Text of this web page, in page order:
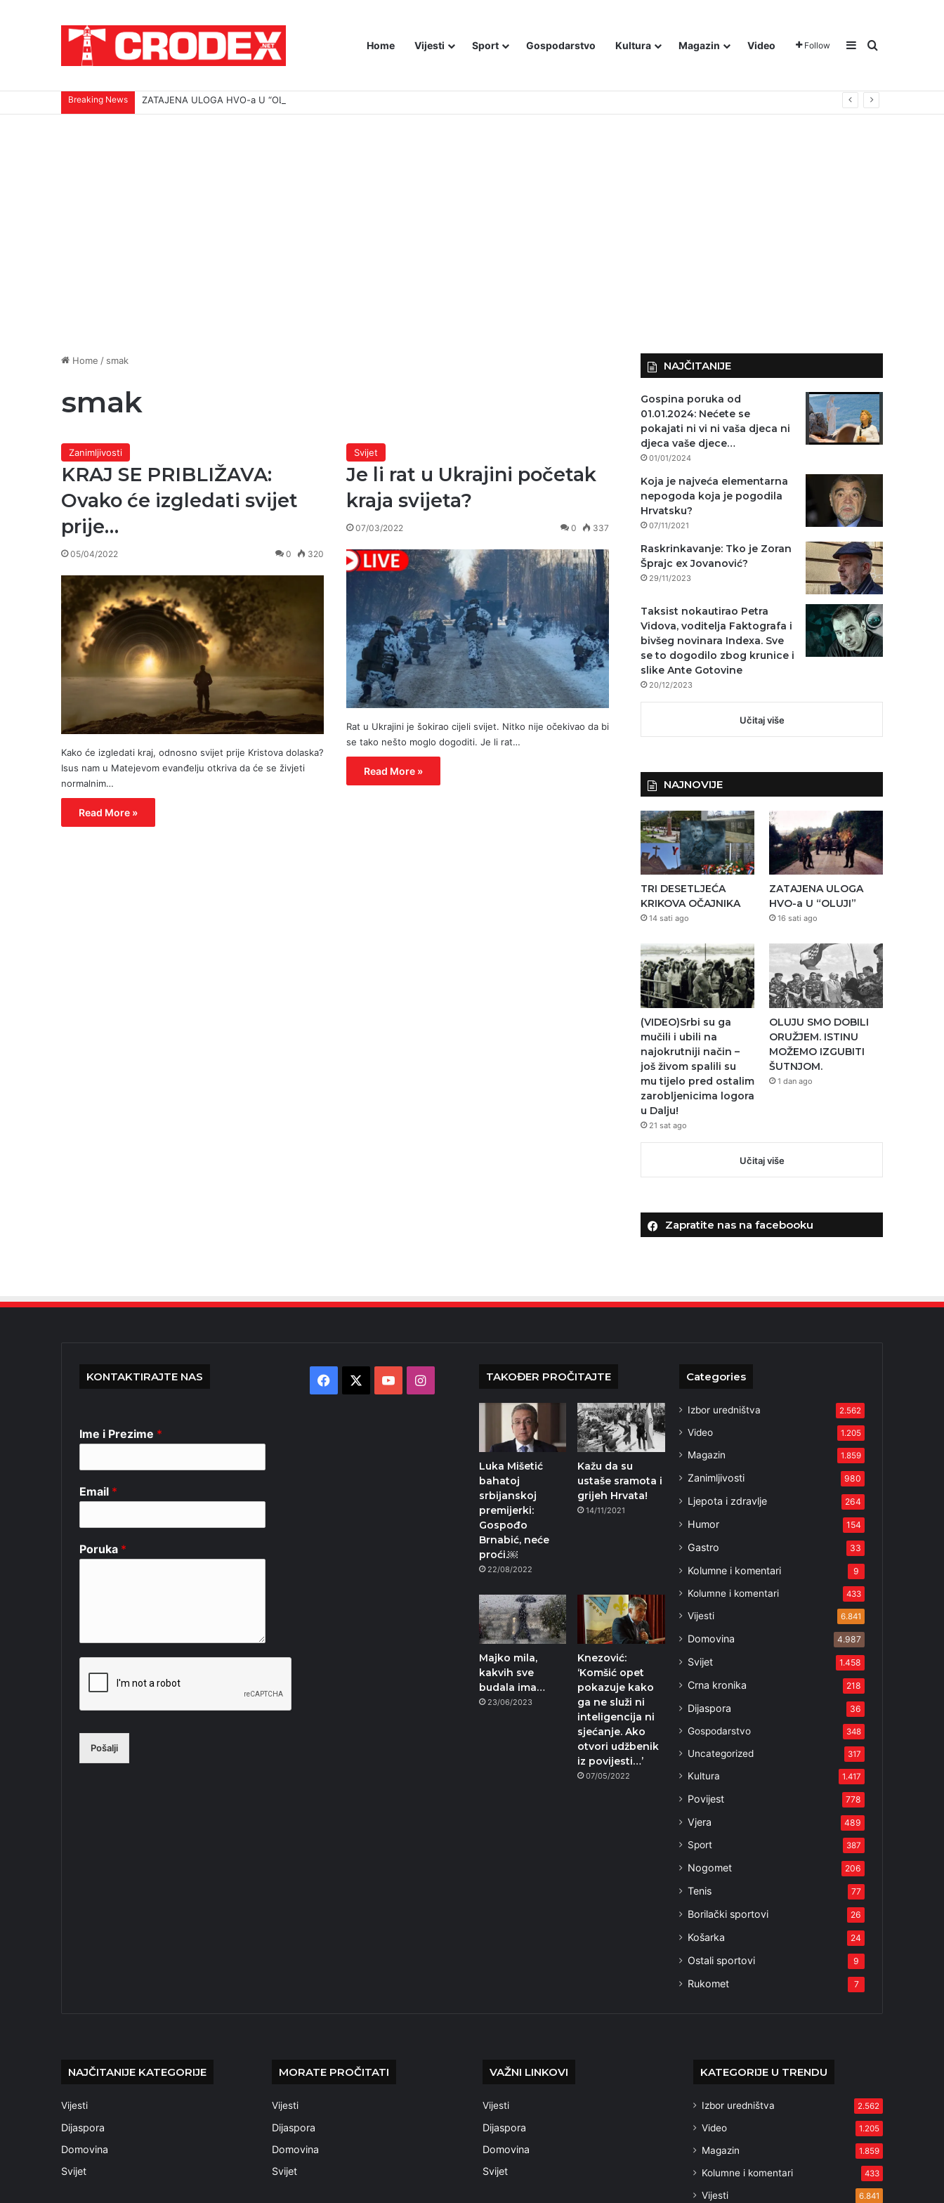
Home Vijesti Sport Gospodarstvo Kultura Magazin Video Follow Sidebar
Traži
Breaking News ZATAJENA ULOGA HVO-a U “OLUJI”
Home / smak
smak
Zanimljivosti
KRAJ SE PRIBLIŽAVA:
Ovako će izgledati svijet
prije…
05/04/2022 0 320
Kako će izgledati kraj, odnosno svijet prije Kristova dolaska?
Isus nam u Matejevom evanđelju otkriva da će se živjeti
normalnim…
Read More »
Svijet
Je li rat u Ukrajini početak
kraja svijeta?
07/03/2022 0 337
Rat u Ukrajini je šokirao cijeli svijet. Nitko nije očekivao da bi
se tako nešto moglo dogoditi. Je li rat…
Read More »
NAJČITANIJE
Gospina poruka od
01.01.2024: Nećete se
pokajati ni vi ni vaša djeca ni
djeca vaše djece…
01/01/2024
Koja je najveća elementarna
nepogoda koja je pogodila
Hrvatsku?
07/11/2021
Raskrinkavanje: Tko je Zoran
Šprajc ex Jovanović?
29/11/2023
Taksist nokautirao Petra
Vidova, voditelja Faktografa i
bivšeg novinara Indexa. Sve
se to dogodilo zbog krunice i
slike Ante Gotovine
20/12/2023
Učitaj više
NAJNOVIJE
TRI DESETLJEĆA
KRIKOVA OČAJNIKA
14 sati ago
ZATAJENA ULOGA
HVO-a U “OLUJI”
16 sati ago
(VIDEO)Srbi su ga
mučili i ubili na
najokrutniji način –
još živom spalili su
mu tijelo pred ostalim
zarobljenicima logora
u Dalju!
21 sat ago
OLUJU SMO DOBILI
ORUŽJEM. ISTINU
MOŽEMO IZGUBITI
ŠUTNJOM.
1 dan ago
Učitaj više
Zapratite nas na facebooku
KONTAKTIRAJTE NAS
Ime i Prezime *
Email *
Poruka *
Pošalji
Facebook YouTubeInstagram TAKOĐER PROČITAJTE
Luka Mišetić
bahatoj
srbijanskoj
premijerki:
Gospođo
Brnabić, neće
proći.￼
22/08/2022
Kažu da su
ustaše sramota i
grijeh Hrvata!
14/11/2021
Majko mila,
kakvih sve
budala ima…
23/06/2023
Knezović:
‘Komšić opet
pokazuje kako
ga ne služi ni
inteligencija ni
sjećanje. Ako
otvori udžbenik
iz povijesti…’
07/05/2022
Categories
Izbor uredništva 2.562
Video 1.205
Magazin 1.859
Zanimljivosti 980
Ljepota i zdravlje 264
Humor 154
Gastro 33
Kolumne i komentari 9
Kolumne i komentari 433
Vijesti 6.841
Domovina 4.987
Svijet 1.458
Crna kronika 218
Dijaspora 36
Gospodarstvo 348
Uncategorized 317
Kultura 1.417
Povijest 778
Vjera 489
Sport 387
Nogomet 206
Tenis 77
Borilački sportovi 26
Košarka 24
Ostali sportovi 9
Rukomet 7
NAJČITANIJE KATEGORIJE
Vijesti
Dijaspora
Domovina
Svijet
MORATE PROČITATI
Vijesti
Dijaspora
Domovina
Svijet
VAŽNI LINKOVI
Vijesti
Dijaspora
Domovina
Svijet
KATEGORIJE U TRENDU
Izbor uredništva 2.562
Video 1.205
Magazin 1.859
Kolumne i komentari 433
Vijesti 6.841